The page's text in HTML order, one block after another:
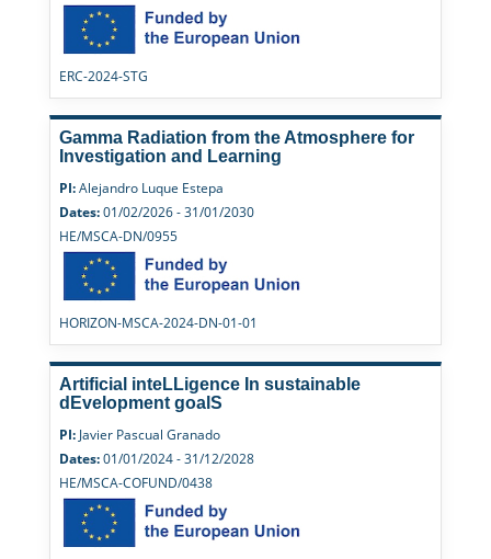
ERC-2024-STG
Gamma Radiation from the Atmosphere for
Investigation and Learning
PI:Alejandro Luque Estepa
Dates:01/02/2026 - 31/01/2030
HE/MSCA-DN/0955
HORIZON-MSCA-2024-DN-01-01
Artificial inteLLigence In sustainable
dEvelopment goalS
PI:Javier Pascual Granado
Dates:01/01/2024 - 31/12/2028
HE/MSCA-COFUND/0438